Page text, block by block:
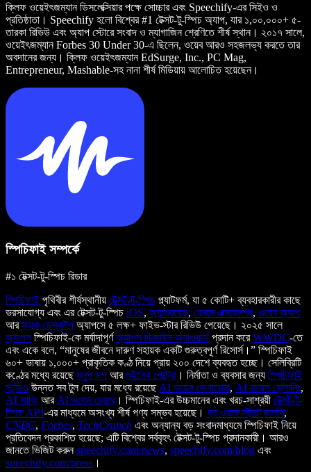
ক্লিফ ওয়েইৎজম্যান ডিসলেক্সিয়ার পক্ষে সোচ্চার এবং Speechify-এর সিইও ও
প্রতিষ্ঠাতা। Speechify হলো বিশ্বের #1 টেক্সট-টু-স্পিচ অ্যাপ, যার ১,০০,০০০+ ৫-
তারকা রিভিউ এবং অ্যাপ স্টোরে সংবাদ ও ম্যাগাজিন শ্রেণিতে শীর্ষ স্থান। ২০১৭ সালে,
ওয়েইৎজম্যান Forbes 30 Under 30-এ ছিলেন, ওয়েব আরও সহজলভ্য করতে তার
অবদানের জন্য। ক্লিফ ওয়েইৎজম্যান EdSurge, Inc., PC Mag,
Entrepreneur, Mashable-সহ নানা শীর্ষ মিডিয়ায় আলোচিত হয়েছেন।
স্পিচিফাই সম্পর্কে
#১ টেক্সট-টু-স্পিচ রিডার
স্পিচিফাই পৃথিবীর শীর্ষস্থানীয় টেক্সট-টু-স্পিচ প্ল্যাটফর্ম, যা ৫ কোটি+ ব্যবহারকারীর কাছে
ভরসাযোগ্য এবং এর টেক্সট-টু-স্পিচ iOS, অ্যান্ড্রয়েড, ক্রোম এক্সটেনশন, ওয়েব অ্যাপ
আরম্যাক ডেস্কটপ অ্যাপসে ৫ লক্ষ+ ফাইভ-স্টার রিভিউ পেয়েছে। ২০২৫ সালে
অ্যাপলস্পিচিফাই-কে মর্যাদাপূর্ণঅ্যাপল ডিজাইন অ্যাওয়ার্ড প্রদান করেWWDC-তে
এবং একে বলে, “মানুষের জীবনে দারুণ সহায়ক একটি গুরুত্বপূর্ণ রিসোর্স।” স্পিচিফাই
৬০+ ভাষায় ১,০০০+ প্রাকৃতিক কণ্ঠ নিয়ে প্রায় ২০০ দেশে ব্যবহৃত হচ্ছে। সেলিব্রিটি
কণ্ঠের মধ্যে রয়েছেস্নুপ ডগ আরগুইনেথ পেল্ট্রো । নির্মাতা ও ব্যবসার জন্য স্পিচিফাই
স্টুডিও উন্নত সব টুল দেয়, যার মধ্যে রয়েছে AI ভয়েস জেনারেটর, AI ভয়েস ক্লোনিং,
AI ডাবিং আর AI ভয়েস চেঞ্জার। স্পিচিফাই-এর উচ্চমানের এবং খরচ-সাশ্রয়ী টেক্সট-টু-
স্পিচ API-এর মাধ্যমে অসংখ্য শীর্ষ পণ্য সম্ভব হয়েছে। দ্য ওয়াল স্ট্রিট জার্নাল,
CNBC, Forbes, TechCrunch এবং অন্যান্য বড় সংবাদমাধ্যমে স্পিচিফাই নিয়ে
প্রতিবেদন প্রকাশিত হয়েছে; এটি বিশ্বের সর্ববৃহৎ টেক্সট-টু-স্পিচ প্রদানকারী। আরও
জানতে ভিজিট করুনspeechify.com/news, speechify.com/blog এবং
speechify.com/press ।